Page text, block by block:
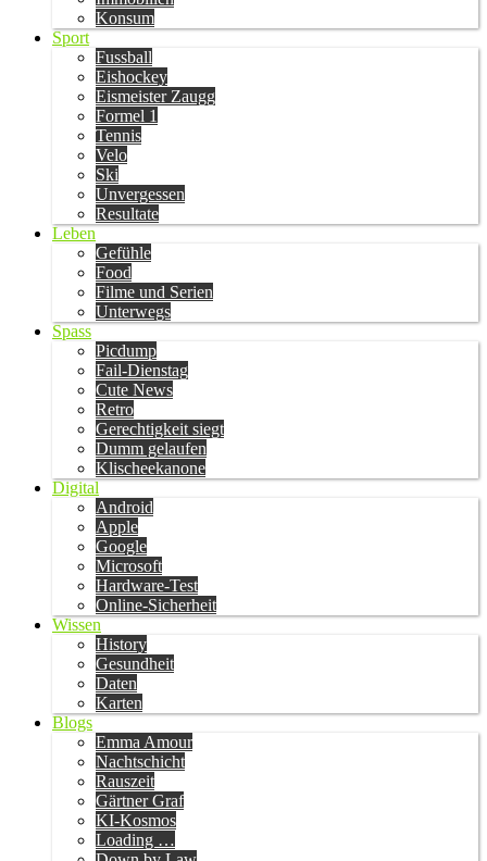
Konsum
Sport
Fussball
Eishockey
Eismeister Zaugg
Formel 1
Tennis
Velo
Ski
Unvergessen
Resultate
Leben
Gefühle
Food
Filme und Serien
Unterwegs
Spass
Picdump
Fail-Dienstag
Cute News
Retro
Gerechtigkeit siegt
Dumm gelaufen
Klischeekanone
Digital
Android
Apple
Google
Microsoft
Hardware-Test
Online-Sicherheit
Wissen
History
Gesundheit
Daten
Karten
Blogs
Emma Amour
Nachtschicht
Rauszeit
Gärtner Graf
KI-Kosmos
Loading …